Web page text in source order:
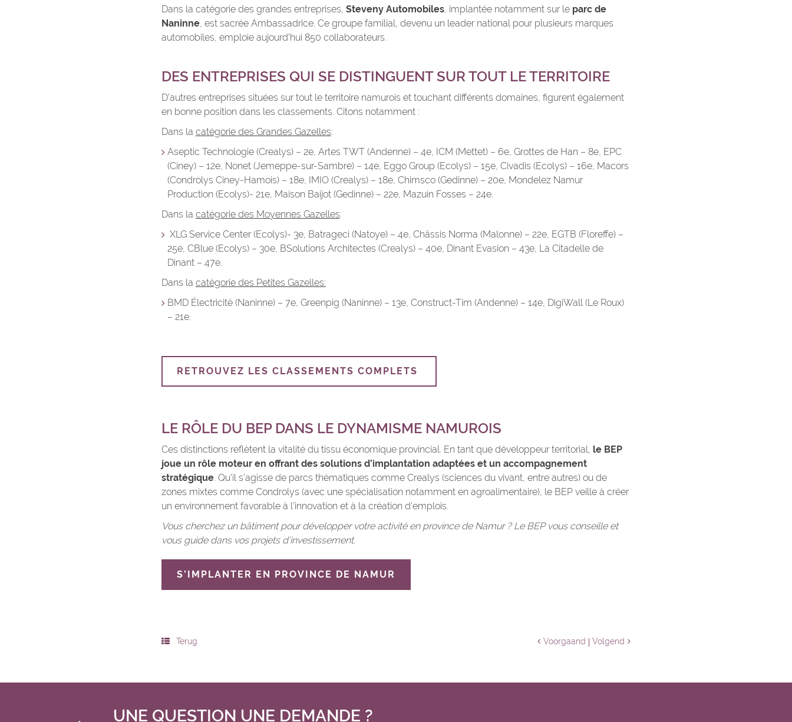
Dans la catégorie des grandes entreprises, Steveny Automobiles, implantée notamment sur le parc de
Naninne, est sacrée Ambassadrice. Ce groupe familial, devenu un leader national pour plusieurs marques
automobiles, emploie aujourd’hui 850 collaborateurs.
DES ENTREPRISES QUI SE DISTINGUENT SUR TOUT LE TERRITOIRE
D’autres entreprises situées sur tout le territoire namurois et touchant différents domaines, figurent également
en bonne position dans les classements. Citons notamment :
Dans la catégorie des Grandes Gazelles:
Aseptic Technologie (Crealys) – 2e, Artes TWT (Andenne) – 4e, ICM (Mettet) – 6e, Grottes de Han – 8e, EPC
(Ciney) – 12e, Nonet (Jemeppe-sur-Sambre) – 14e, Eggo Group (Ecolys) – 15e, Civadis (Ecolys) – 16e, Macors
(Condrolys Ciney-Hamois) – 18e, IMIO (Crealys) – 18e, Chimsco (Gedinne) – 20e, Mondelez Namur
Production (Ecolys)- 21e, Maison Baijot (Gedinne) – 22e, Mazuin Fosses – 24e.
Dans la catégorie des Moyennes Gazelles:
XLG Service Center (Ecolys)- 3e, Batrageci (Natoye) – 4e, Châssis Norma (Malonne) – 22e, EGTB (Floreffe) –
25e, CBlue (Ecolys) – 30e, BSolutions Architectes (Crealys) – 40e, Dinant Evasion – 43e, La Citadelle de
Dinant – 47e.
Dans la catégorie des Petites Gazelles:
BMD Électricité (Naninne) – 7e, Greenpig (Naninne) – 13e, Construct-Tim (Andenne) – 14e, DigiWall (Le Roux)
– 21e.
RETROUVEZ LES CLASSEMENTS COMPLETS
LE RÔLE DU BEP DANS LE DYNAMISME NAMUROIS
Ces distinctions reflètent la vitalité du tissu économique provincial. En tant que développeur territorial, le BEP
joue un rôle moteur en offrant des solutions d’implantation adaptées et un accompagnement
stratégique. Qu’il s’agisse de parcs thématiques comme Crealys (sciences du vivant, entre autres) ou de
zones mixtes comme Condrolys (avec une spécialisation notamment en agroalimentaire), le BEP veille à créer
un environnement favorable à l’innovation et à la création d’emplois.
Vous cherchez un bâtiment pour développer votre activité en province de Namur ? Le BEP vous conseille et
vous guide dans vos projets d’investissement.
S’IMPLANTER EN PROVINCE DE NAMUR
Terug Volgend
Voorgaand
UNE QUESTION UNE DEMANDE ?